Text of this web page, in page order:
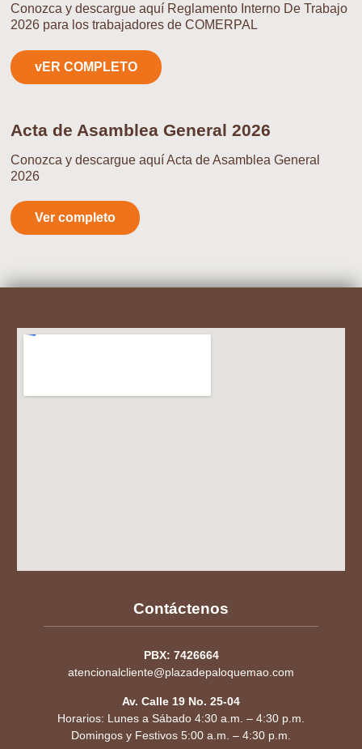
Conozca y descargue aquí Reglamento Interno De Trabajo
2026 para los trabajadores de COMERPAL
vER COMPLETO
Acta de Asamblea General 2026
Conozca y descargue aquí Acta de Asamblea General
2026
Ver completo
Contáctenos
PBX: 7426664
atencionalcliente@plazadepaloquemao.com
Av. Calle 19 No. 25-04
Horarios: Lunes a Sábado 4:30 a.m. – 4:30 p.m.
Domingos y Festivos 5:00 a.m. – 4:30 p.m.